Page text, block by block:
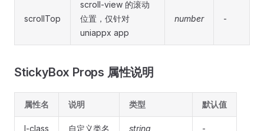
scrollTop
scroll-view 的滚动
位置，仅针对
uniappx app
number -
StickyBox Props 属性说明
属性名 说明 类型 默认值
l-class 自定义类名 string -